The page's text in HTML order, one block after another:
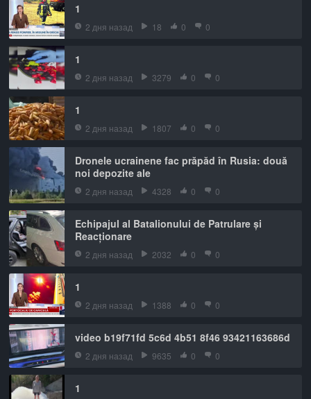
1
2 дня назад 18 0 0
1
2 дня назад 3279 0 0
1
2 дня назад 1807 0 0
Dronele ucrainene fac prăpăd în Rusia: două
noi depozite ale
2 дня назад 4328 0 0
Echipajul al Batalionului de Patrulare și
Reacționare
2 дня назад 2032 0 0
1
2 дня назад 1388 0 0
video b19f71fd 5c6d 4b51 8f46 93421163686d
2 дня назад 9635 0 0
1